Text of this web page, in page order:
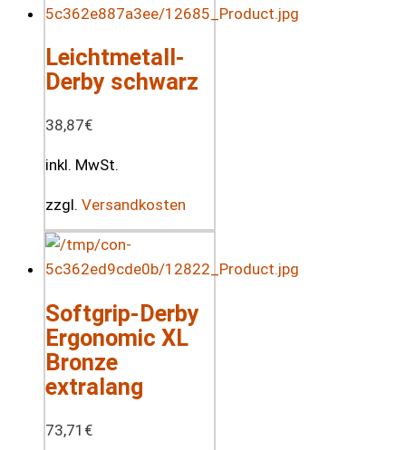
Leichtmetall-
Derby schwarz
38,87€
inkl. MwSt.
zzgl. Versandkosten
Softgrip-Derby
Ergonomic XL
Bronze
extralang
73,71 €